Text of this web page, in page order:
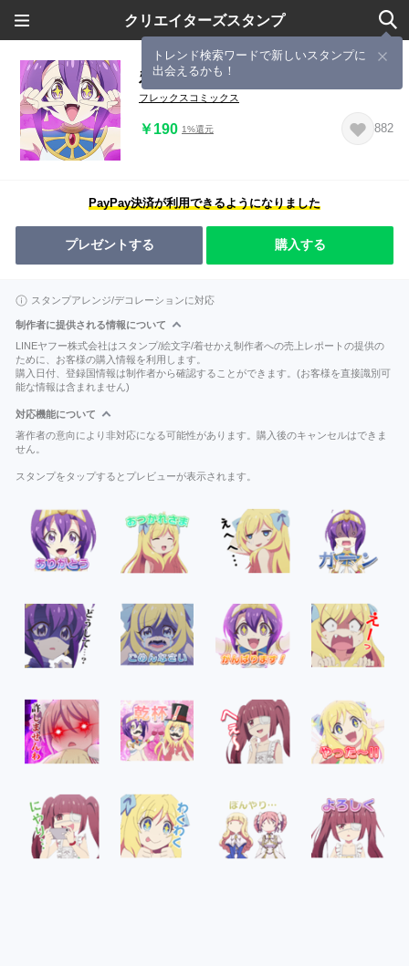
クリエイターズスタンプ
トレンド検索ワードで新しいスタンプに
出会えるかも！
邪神ちゃんドロップキック 富良野編
フレックスコミックス
￥190 1%還元 882
PayPay決済が利用できるようになりました
プレゼントする 購入する
スタンプアレンジ/デコレーションに対応
制作者に提供される情報について
LINEヤフー株式会社はスタンプ/絵文字/着せかえ制作者への売上レポートの提供の
ために、お客様の購入情報を利用します。
購入日付、登録国情報は制作者から確認することができます。(お客様を直接識別可
能な情報は含まれません)
対応機能について
著作者の意向により非対応になる可能性があります。購入後のキャンセルはできま
せん。
スタンプをタップするとプレビューが表示されます。